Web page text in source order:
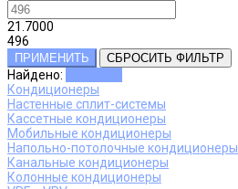
21.7000
496
ПРИМЕНИТЬ СБРОСИТЬ ФИЛЬТР
Найдено:
Кондиционеры
Настенные сплит-системы
Кассетные кондиционеры
Мобильные кондиционеры
Напольно-потолочные кондиционеры
Канальные кондиционеры
Колонные кондиционеры